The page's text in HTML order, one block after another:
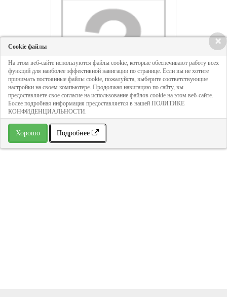
AT-1000 (2035х920х920 мм)
×
Cookie файлы
На этом веб-сайте используются файлы cookie, которые обеспечивают работу всех
функций для наиболее эффективной навигации по странице. Если вы не хотите
принимать постоянные файлы cookie, пожалуйста, выберите соответствующие
настройки на своем компьютере. Продолжая навигацию по сайту, вы
предоставляете свое согласие на использование файлов cookie на этом веб-сайте.
Более подробная информация предоставляется в нашей ПОЛИТИКЕ
КОНФИДЕНЦИАЛЬНОСТИ.
Хорошо Подробнее